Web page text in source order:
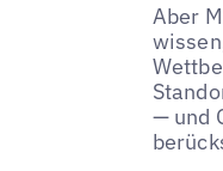
Aber
— und